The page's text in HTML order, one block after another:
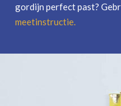
gordijn perfect past?
meetinstructie.